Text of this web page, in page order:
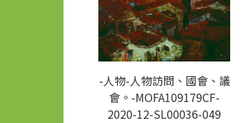
-人物-人物訪問、國會、議
會。-MOFA109179CF-
2020-12-SL00036-049